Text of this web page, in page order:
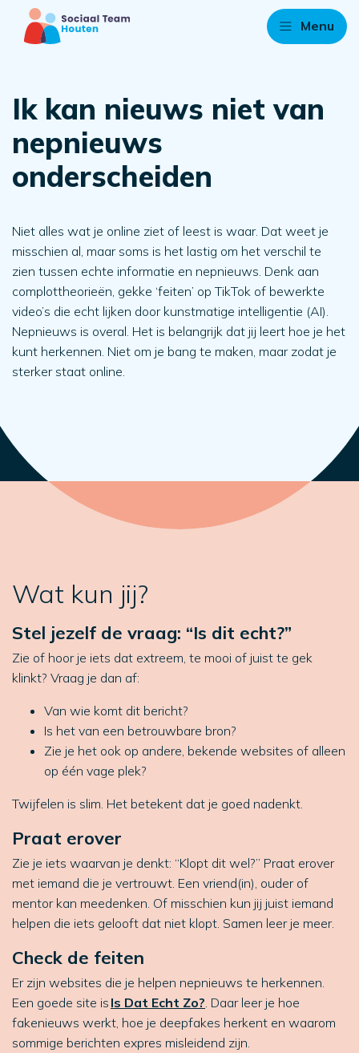
Menu
Ik kan nieuws niet van
nepnieuws
onderscheiden
Niet alles wat je online ziet of leest is waar. Dat weet je
misschien al, maar soms is het lastig om het verschil te
zien tussen echte informatie en nepnieuws. Denk aan
complottheorieën, gekke ‘feiten’ op TikTok of bewerkte
video’s die echt lijken door kunstmatige intelligentie (AI).
Nepnieuws is overal. Het is belangrijk dat jij leert hoe je het
kunt herkennen. Niet om je bang te maken, maar zodat je
sterker staat online.
Wat kun jij?
Stel jezelf de vraag: “Is dit echt?”
Zie of hoor je iets dat extreem, te mooi of juist te gek
klinkt? Vraag je dan af:
Van wie komt dit bericht?
Is het van een betrouwbare bron?
Zie je het ook op andere, bekende websites of alleen
op één vage plek?
Twijfelen is slim. Het betekent dat je goed nadenkt.
Praat erover
Zie je iets waarvan je denkt: “Klopt dit wel?” Praat erover
met iemand die je vertrouwt. Een vriend(in), ouder of
mentor kan meedenken. Of misschien kun jij juist iemand
helpen die iets gelooft dat niet klopt. Samen leer je meer.
Check de feiten
Er zijn websites die je helpen nepnieuws te herkennen.
Een goede site is Is Dat Echt Zo?. Daar leer je hoe
fakenieuws werkt, hoe je deepfakes herkent en waarom
sommige berichten expres misleidend zijn.